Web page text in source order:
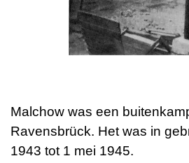
Malchow was een
Ravensbrück. Het was in
1943 tot 1 mei 1945.